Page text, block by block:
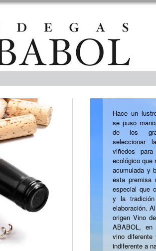
Hace un
se puso
de los
seleccionar
viñedos
ecológico que
acumulada y
esta premisa
especial que
y la
elaboración.
origen Vino
ABABOL,
vino
indiferente a